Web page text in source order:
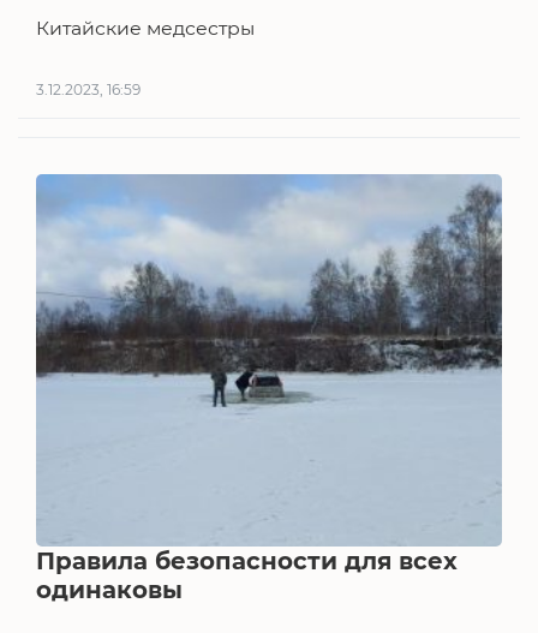
Китайские медсестры
3.12.2023, 16:59
Правила безопасности для всех
одинаковы